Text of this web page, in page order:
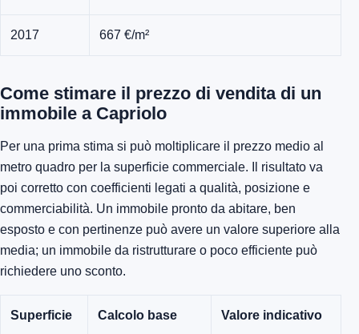
2017 667 €/m²
Come stimare il prezzo di vendita di un
immobile a Capriolo
Per una prima stima si può moltiplicare il prezzo medio al
metro quadro per la superficie commerciale. Il risultato va
poi corretto con coefficienti legati a qualità, posizione e
commerciabilità. Un immobile pronto da abitare, ben
esposto e con pertinenze può avere un valore superiore alla
media; un immobile da ristrutturare o poco efficiente può
richiedere uno sconto.
Superficie Calcolo base Valore indicativo